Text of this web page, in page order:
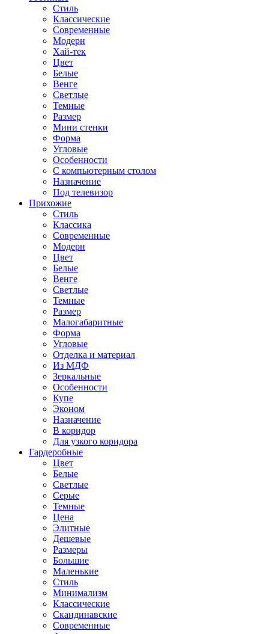
Стиль
Классические
Современные
Модерн
Хай-тек
Цвет
Белые
Венге
Светлые
Темные
Размер
Мини стенки
Форма
Угловые
Особенности
С компьютерным столом
Назначение
Под телевизор
Прихожие
Стиль
Классика
Современные
Модерн
Цвет
Белые
Венге
Светлые
Темные
Размер
Малогабаритные
Форма
Угловые
Отделка и материал
Из МДФ
Зеркальные
Особенности
Купе
Эконом
Назначение
В коридор
Для узкого коридора
Гардеробные
Цвет
Белые
Светлые
Серые
Темные
Цена
Элитные
Дешевые
Размеры
Большие
Маленькие
Стиль
Минимализм
Классические
Скандинавские
Современные